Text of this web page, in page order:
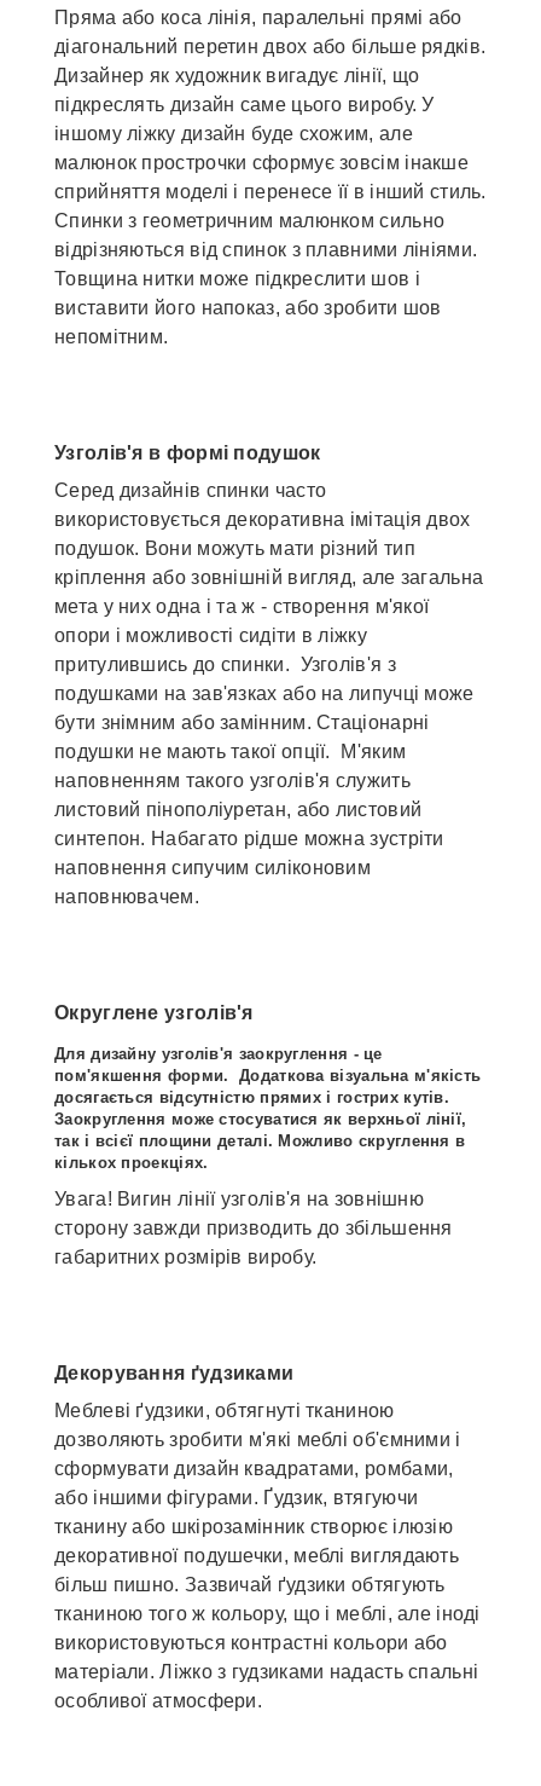
Пряма або коса лінія, паралельні прямі або
діагональний перетин двох або більше рядків.
Дизайнер як художник вигадує лінії, що
підкреслять дизайн саме цього виробу. У
іншому ліжку дизайн буде схожим, але
малюнок прострочки сформує зовсім інакше
сприйняття моделі і перенесе її в інший стиль.
Спинки з геометричним малюнком сильно
відрізняються від спинок з плавними лініями.
Товщина нитки може підкреслити шов і
виставити його напоказ, або зробити шов
непомітним.
Узголів'я в формі подушок
Серед дизайнів спинки часто
використовується декоративна імітація двох
подушок. Вони можуть мати різний тип
кріплення або зовнішній вигляд, але загальна
мета у них одна і та ж - створення м'якої
опори і можливості сидіти в ліжку
притулившись до спинки. Узголів'я з
подушками на зав'язках або на липучці може
бути знімним або замінним. Стаціонарні
подушки не мають такої опції. М'яким
наповненням такого узголів'я служить
листовий пінополіуретан, або листовий
синтепон. Набагато рідше можна зустріти
наповнення сипучим силіконовим
наповнювачем.
Округлене узголів'я
Для дизайну узголів'я заокруглення - це
пом'якшення форми. Додаткова візуальна м'якість
досягається відсутністю прямих і гострих кутів.
Заокруглення може стосуватися як верхньої лінії,
так і всієї площини деталі. Можливо скруглення в
кількох проекціях.
Увага! Вигин лінії узголів'я на зовнішню
сторону завжди призводить до збільшення
габаритних розмірів виробу.
Декорування ґудзиками
Меблеві ґудзики, обтягнуті тканиною
дозволяють зробити м'які меблі об'ємними і
сформувати дизайн квадратами, ромбами,
або іншими фігурами. Ґудзик, втягуючи
тканину або шкірозамінник створює ілюзію
декоративної подушечки, меблі виглядають
більш пишно. Зазвичай ґудзики обтягують
тканиною того ж кольору, що і меблі, але іноді
використовуються контрастні кольори або
матеріали. Ліжко з гудзиками надасть спальні
особливої атмосфери.